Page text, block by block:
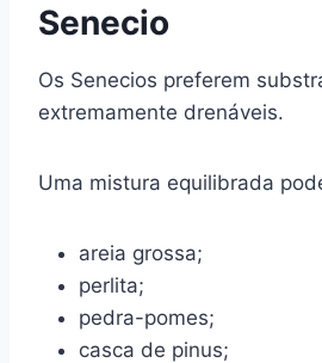
Senecio
Os Senecios preferem
extremamente drenáveis.
Uma mistura equilibrada
areia grossa;
perlita;
pedra-pomes;
casca de pinus;